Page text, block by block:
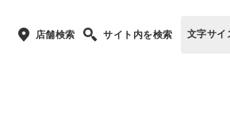
店舗検索 サイト内を検索 文字サイ